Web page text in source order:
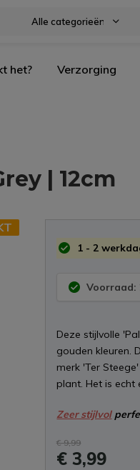
Alle categorieën
het? Verzorging
| 12cm
1 - 2
Voorraad:
Deze stijlvolle
gouden kleuren.
merk 'Ter
plant. Het is echt
Zeer stijlvol
€ 9,99
€ 3,99